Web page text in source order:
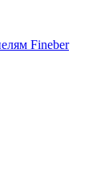
Fineber